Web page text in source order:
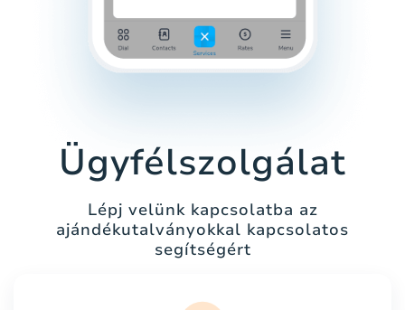
Ügyfélszolgálat
Lépj velünk kapcsolatba az
ajándékutalványokkal kapcsolatos
segítségért